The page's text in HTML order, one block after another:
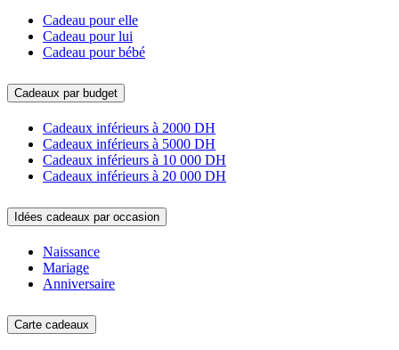
Cadeau pour elle
Cadeau pour lui
Cadeau pour bébé
Cadeaux par budget
Cadeaux inférieurs à 2000 DH
Cadeaux inférieurs à 5000 DH
Cadeaux inférieurs à 10 000 DH
Cadeaux inférieurs à 20 000 DH
Idées cadeaux par occasion
Naissance
Mariage
Anniversaire
Carte cadeaux